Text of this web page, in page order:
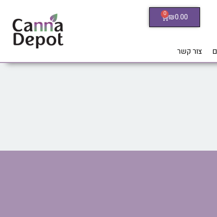
₪0.00
0
צור קשר